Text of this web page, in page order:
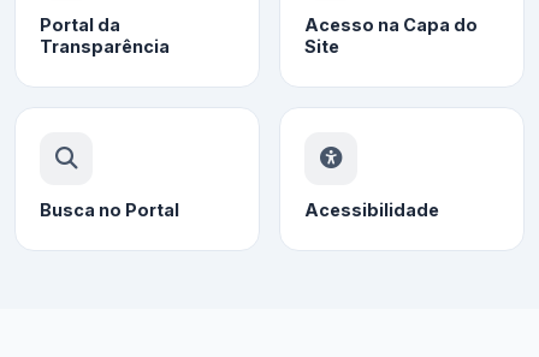
Portal da
Transparência
Acesso na Capa do
Site
Busca no Portal Acessibilidade